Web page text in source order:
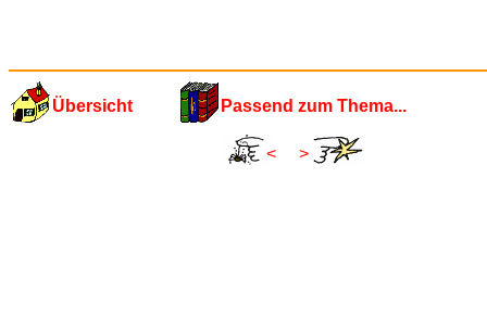
Übersicht Passend zum Thema...
< >